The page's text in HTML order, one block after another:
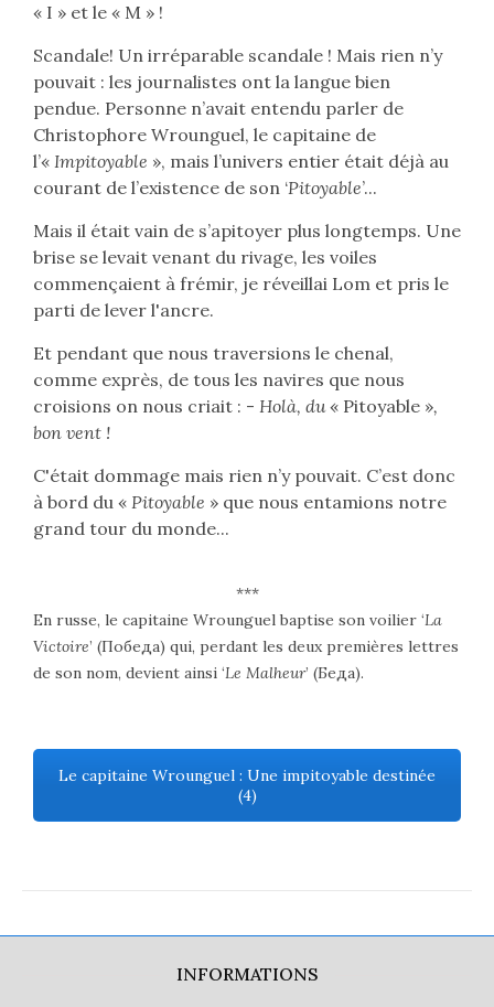
« I » et le « M » !
Scandale! Un irréparable scandale ! Mais rien n’y
pouvait : les journalistes ont la langue bien
pendue. Personne n’avait entendu parler de
Christophore Wrounguel, le capitaine de
l’« Impitoyable », mais l’univers entier était déjà au
courant de l’existence de son ‘Pitoyable’...
Mais il était vain de s’apitoyer plus longtemps. Une
brise se levait venant du rivage, les voiles
commençaient à frémir, je réveillai Lom et pris le
parti de lever l'ancre.
Et pendant que nous traversions le chenal,
comme exprès, de tous les navires que nous
croisions on nous criait : - Holà, du« Pitoyable »,
bon vent !
C'était dommage mais rien n’y pouvait. C’est donc
à bord du « Pitoyable » que nous entamions notre
grand tour du monde...
***
En russe, le capitaine Wrounguel baptise son voilier ‘La
Victoire’ (Победа) qui, perdant les deux premières lettres
de son nom, devient ainsi ‘Le Malheur’ (Беда).
Le capitaine Wrounguel : Une impitoyable destinée
(4)
INFORMATIONS